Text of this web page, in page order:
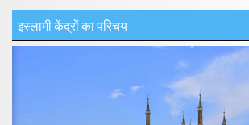
इस्लामी केंद्रों का परिचय